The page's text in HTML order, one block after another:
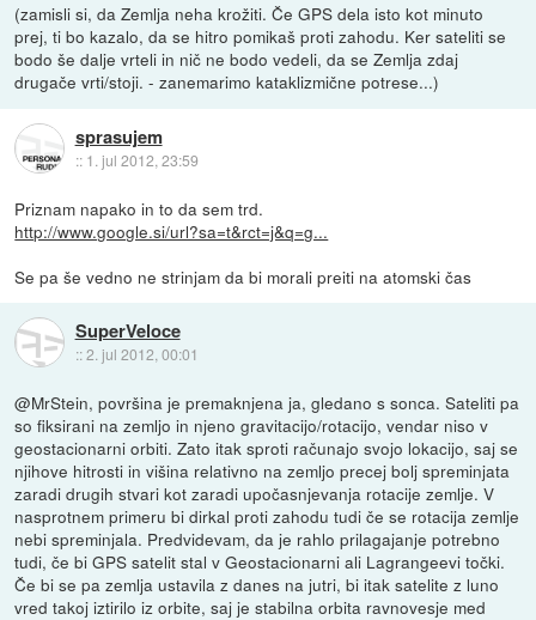
(zamisli si, da Zemlja neha krožiti. Če GPS dela isto kot minuto
prej, ti bo kazalo, da se hitro pomikaš proti zahodu. Ker sateliti se
bodo še dalje vrteli in nič ne bodo vedeli, da se Zemlja zdaj
drugače vrti/stoji. - zanemarimo kataklizmične potrese...)
sprasujem
:: 1. jul 2012, 23:59
Priznam napako in to da sem trd.
http://www.google.si/url?sa=t&rct=j&q=g...
Se pa še vedno ne strinjam da bi morali preiti na atomski čas
SuperVeloce
::2. jul 2012, 00:01
@MrStein, površina je premaknjena ja, gledano s sonca. Sateliti pa
so fiksirani na zemljo in njeno gravitacijo/rotacijo, vendar niso v
geostacionarni orbiti. Zato itak sproti računajo svojo lokacijo, saj se
njihove hitrosti in višina relativno na zemljo precej bolj spreminjata
zaradi drugih stvari kot zaradi upočasnjevanja rotacije zemlje. V
nasprotnem primeru bi dirkal proti zahodu tudi če se rotacija zemlje
nebi spreminjala. Predvidevam, da je rahlo prilagajanje potrebno
tudi, če bi GPS satelit stal v Geostacionarni ali Lagrangeevi točki.
Če bi se pa zemlja ustavila z danes na jutri, bi itak satelite z luno
vred takoj iztirilo iz orbite, saj je stabilna orbita ravnovesje med